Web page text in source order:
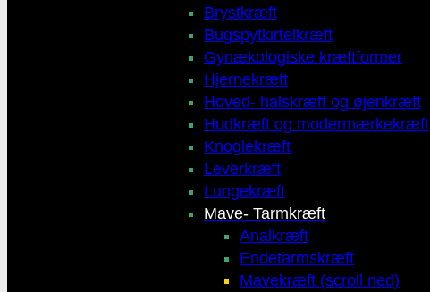
Brystkræft
Bugspytkirtelkræft
Gynækologiske kræftformer
Hjernekræft
Hoved- halskræft og øjenkræft
Hudkræft og modermærkekræft
Knoglekræft
Leverkræft
Lungekræft
Mave- Tarmkræft
Analkræft
Endetarmskræft
Mavekræft (scroll ned)